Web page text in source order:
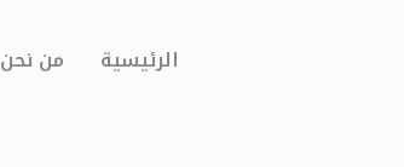
الرئيسية من نحن